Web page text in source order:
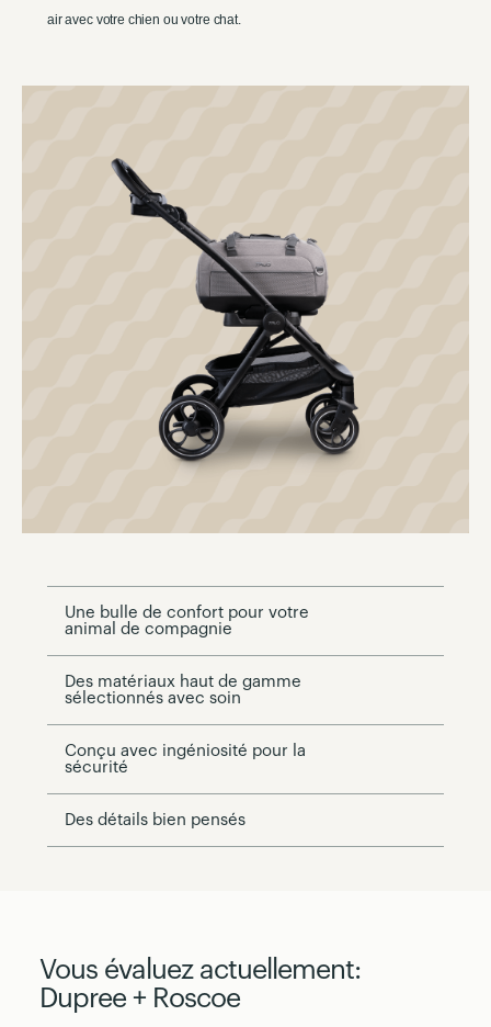
air avec votre chien ou votre chat.
Une bulle de confort pour votre
animal de compagnie
Des matériaux haut de gamme
sélectionnés avec soin
Conçu avec ingéniosité pour la
sécurité
Des détails bien pensés
Vous évaluez actuellement:
Dupree + Roscoe